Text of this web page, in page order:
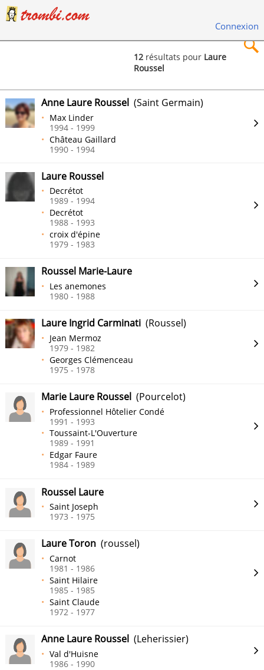
Connexion
Rechercher
12 résultats pour Laure
Roussel
Anne Laure Roussel (Saint Germain)
Max Linder
1994 - 1999
Château Gaillard
1990 - 1994
Laure Roussel
Decrétot
1989 - 1994
Decrétot
1988 - 1993
croix d'épine
1979 - 1983
Roussel Marie-Laure
Les anemones
1980 - 1988
Laure Ingrid Carminati (Roussel)
Jean Mermoz
1979 - 1982
Georges Clémenceau
1975 - 1978
Marie Laure Roussel (Pourcelot)
Professionnel Hôtelier Condé
1991 - 1993
Toussaint-L'Ouverture
1989 - 1991
Edgar Faure
1984 - 1989
Roussel Laure
Saint Joseph
1973 - 1975
Laure Toron (roussel)
Carnot
1981 - 1986
Saint Hilaire
1985 - 1985
Saint Claude
1972 - 1977
Anne Laure Roussel (Leherissier)
Val d'Huisne
1986 - 1990